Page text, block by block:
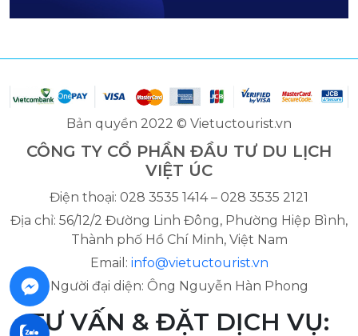
Bản quyền 2022 © Vietuctourist.vn
CÔNG TY CỔ PHẦN ĐẦU TƯ DU LỊCH
VIỆT ÚC
Điện thoại: 028 3535 1414 – 028 3535 2121
Địa chỉ: 56/12/2 Đường Linh Đông, Phường Hiệp Bình,
Thành phố Hồ Chí Minh, Việt Nam
Email: info@vietuctourist.vn
Người đại diện: Ông Nguyễn Hàn Phong
TƯ VẤN & ĐẶT DỊCH VỤ: